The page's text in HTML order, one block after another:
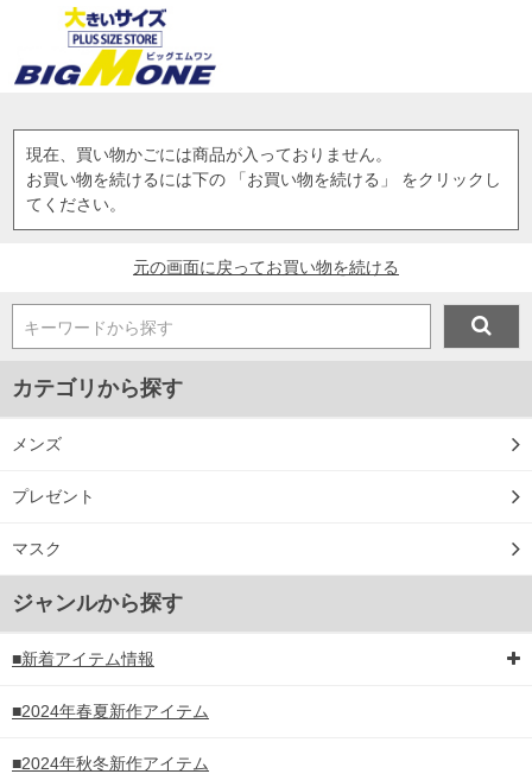
現在、買い物かごには商品が入っておりません。
お買い物を続けるには下の 「お買い物を続ける」 をクリックし
てください。
元の画面に戻ってお買い物を続ける
キーワードから探す
カテゴリから探す
メンズ
プレゼント
マスク
ジャンルから探す
■新着アイテム情報
■2024年春夏新作アイテム
■2024年秋冬新作アイテム